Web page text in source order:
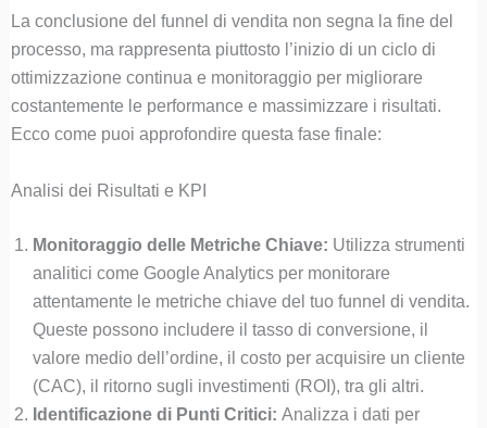
La conclusione del funnel di vendita non segna la fine del
processo, ma rappresenta piuttosto l’inizio di un ciclo di
ottimizzazione continua e monitoraggio per migliorare
costantemente le performance e massimizzare i risultati.
Ecco come puoi approfondire questa fase finale:
Analisi dei Risultati e KPI
Monitoraggio delle Metriche Chiave: Utilizza strumenti
analitici come Google Analytics per monitorare
attentamente le metriche chiave del tuo funnel di vendita.
Queste possono includere il tasso di conversione, il
valore medio dell’ordine, il costo per acquisire un cliente
(CAC), il ritorno sugli investimenti (ROI), tra gli altri.
Identificazione di Punti Critici: Analizza i dati per